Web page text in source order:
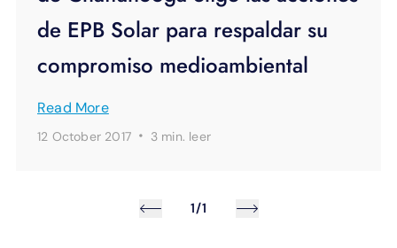
de EPB Solar para respaldar su
compromiso medioambiental
Read More
12 October 2017 · 3 min. leer
1/1